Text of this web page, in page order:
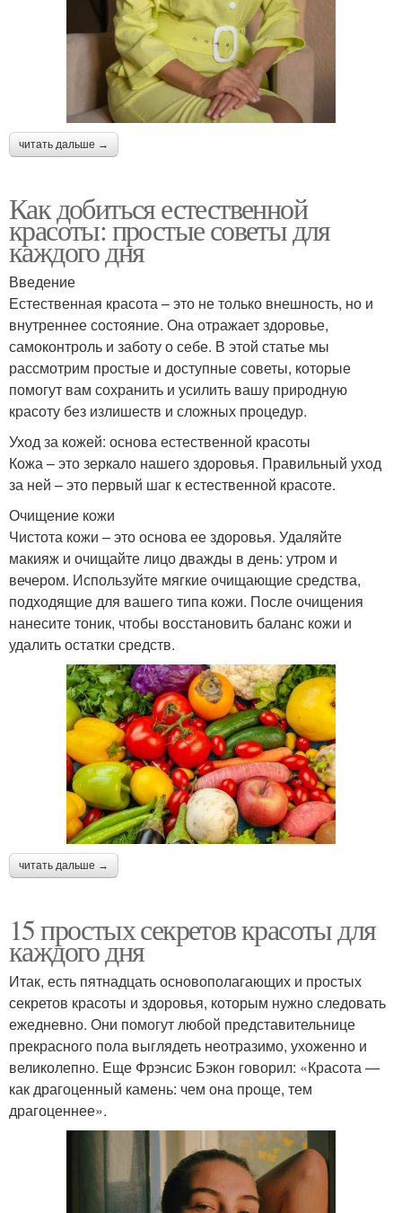
читать дальше →
Как добиться естественной
красоты: простые советы для
каждого дня
Введение
Естественная красота – это не только внешность, но и
внутреннее состояние. Она отражает здоровье,
самоконтроль и заботу о себе. В этой статье мы
рассмотрим простые и доступные советы, которые
помогут вам сохранить и усилить вашу природную
красоту без излишеств и сложных процедур.
Уход за кожей: основа естественной красоты
Кожа – это зеркало нашего здоровья. Правильный уход
за ней – это первый шаг к естественной красоте.
Очищение кожи
Чистота кожи – это основа ее здоровья. Удаляйте
макияж и очищайте лицо дважды в день: утром и
вечером. Используйте мягкие очищающие средства,
подходящие для вашего типа кожи. После очищения
нанесите тоник, чтобы восстановить баланс кожи и
удалить остатки средств.
читать дальше →
15 простых секретов красоты для
каждого дня
Итак, есть пятнадцать основополагающих и простых
секретов красоты и здоровья, которым нужно следовать
ежедневно. Они помогут любой представительнице
прекрасного пола выглядеть неотразимо, ухоженно и
великолепно. Еще Фрэнсис Бэкон говорил: «Красота —
как драгоценный камень: чем она проще, тем
драгоценнее».